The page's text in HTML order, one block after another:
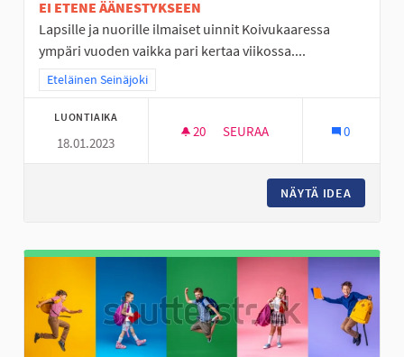
EI ETENE ÄÄNESTYKSEEN
Lapsille ja nuorille ilmaiset uinnit Koivukaaressa
ympäri vuoden vaikka pari kertaa viikossa....
Rajaa tulokset teeman mukaan: Eteläinen Seinäjoki
Eteläinen Seinäjoki
LUONTIAIKA
18.01.2023
20 20 SEURAAJAA
SEURAA 0
NÄYTÄ IDEA